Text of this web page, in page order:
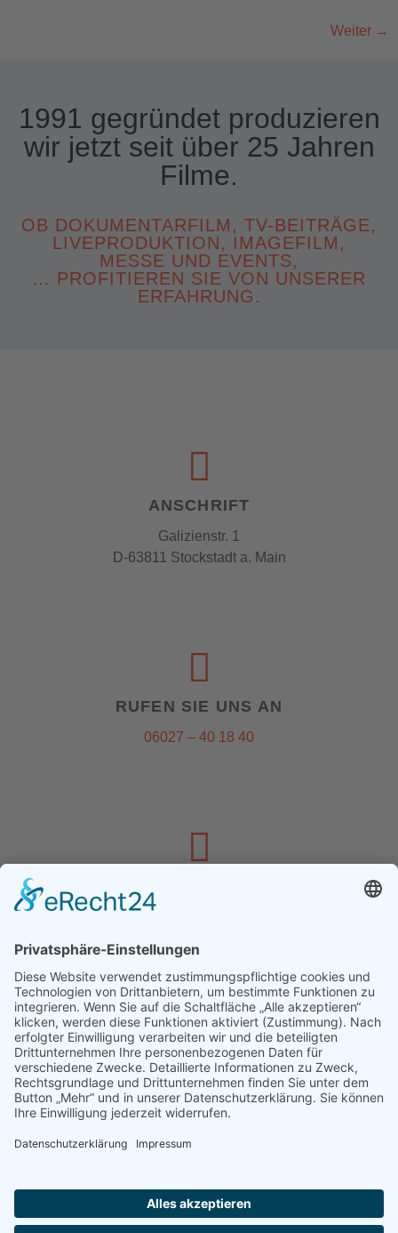
Weiter →
1991 gegründet produzieren
wir jetzt seit über 25 Jahren
Filme.
OB DOKUMENTARFILM, TV-BEITRÄGE,
LIVEPRODUKTION, IMAGEFILM,
MESSE UND EVENTS,
… PROFITIEREN SIE VON UNSERER
ERFAHRUNG.
ANSCHRIFT
Galizienstr. 1
D-63811 Stockstadt a. Main
RUFEN SIE UNS AN
06027 – 40 18 40
FACEBOOK
Hier geht´s zu Facebook »